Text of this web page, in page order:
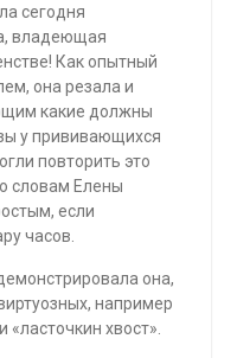
сегодня
владеющая
Как опытный
она резала и
какие должны
у прививающихся
повторить это
словам Елены
если
часов.
она,
например
хвост».